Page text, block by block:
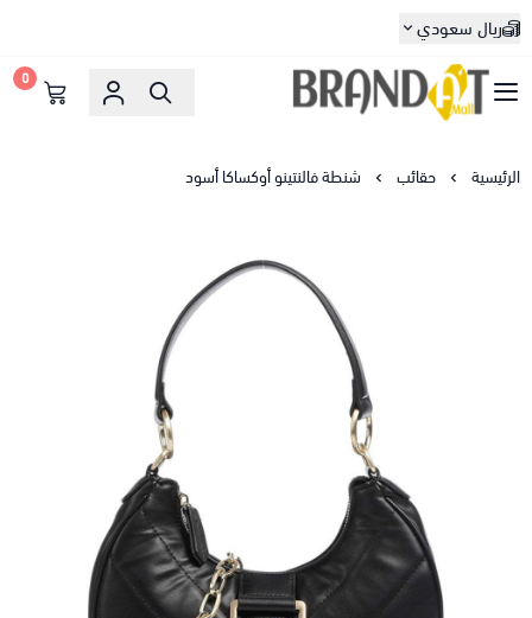
ريال سعودي
براندات مول
0
الرئيسية حقائب شنطة فالنتينو أوكساكا أسود